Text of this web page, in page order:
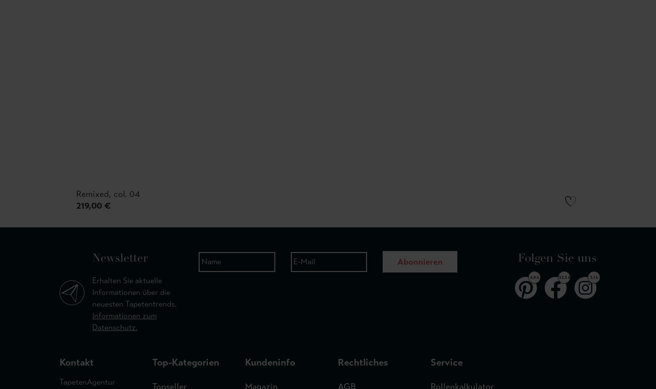
Remixed, col. 04
219,00 €
Newsletter
Erhalten Sie aktuelle
Informationen über die
neuesten Tapetentrends.
Informationen zum
Datenschutz.
Abonnieren Folgen Sie uns
4,9 k 32,5 k 3,1 k
Kontakt
TapetenAgentur
Top-Kategorien
Topseller
Kundeninfo
Magazin
Rechtliches
AGB
Service
Rollenkalkulator